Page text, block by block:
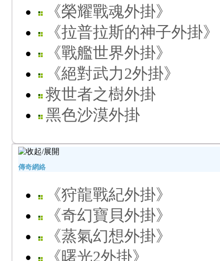
《榮耀戰魂外掛》
《拉普拉斯的神子外掛》
《戰艦世界外掛》
《絕對武力2外掛》
救世者之樹外掛
黑色沙漠外掛
傳奇網絡
《狩龍戰紀外掛》
《奇幻寶貝外掛》
《蒸氣幻想外掛》
《曙光2外掛》